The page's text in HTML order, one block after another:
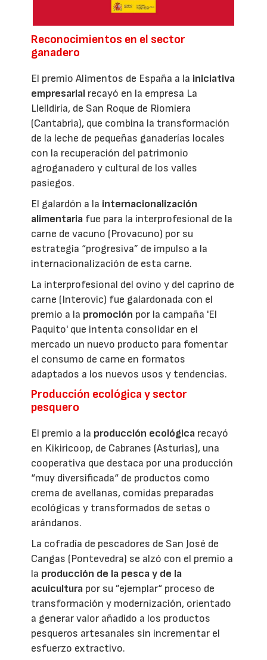
Reconocimientos en el sector
ganadero
El premio Alimentos de España a la iniciativa
empresarial recayó en la empresa La
Llelldiría, de San Roque de Riomiera
(Cantabria), que combina la transformación
de la leche de pequeñas ganaderías locales
con la recuperación del patrimonio
agroganadero y cultural de los valles
pasiegos.
El galardón a la internacionalización
alimentaria fue para la interprofesional de la
carne de vacuno (Provacuno) por su
estrategia “progresiva” de impulso a la
internacionalización de esta carne.
La interprofesional del ovino y del caprino de
carne (Interovic) fue galardonada con el
premio a la promoción por la campaña 'El
Paquito' que intenta consolidar en el
mercado un nuevo producto para fomentar
el consumo de carne en formatos
adaptados a los nuevos usos y tendencias.
Producción ecológica y sector
pesquero
El premio a la producción ecológica recayó
en Kikiricoop, de Cabranes (Asturias), una
cooperativa que destaca por una producción
“muy diversificada“ de productos como
crema de avellanas, comidas preparadas
ecológicas y transformados de setas o
arándanos.
La cofradía de pescadores de San José de
Cangas (Pontevedra) se alzó con el premio a
la producción de la pesca y de la
acuicultura por su ”ejemplar“ proceso de
transformación y modernización, orientado
a generar valor añadido a los productos
pesqueros artesanales sin incrementar el
esfuerzo extractivo.